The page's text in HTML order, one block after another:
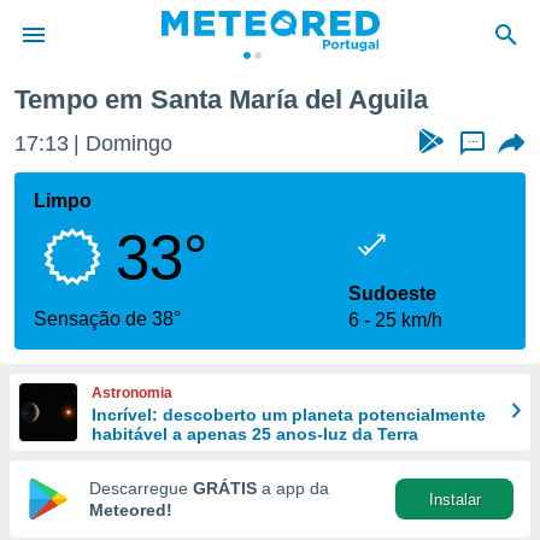
da
foi
fornecidas
a este
das
e
forma
digital
Tempo em Santa María del Aguila
17:13 Domingo ...
Limpo
33°
Sensação de 38°
Sudoeste
6
25 km/h
Astronomia
Incrível: descoberto um planeta potencialmente
habitável a apenas 25 anos-luz da Terra
Descarregue GRÁTIS a app da
Meteored!
Instalar